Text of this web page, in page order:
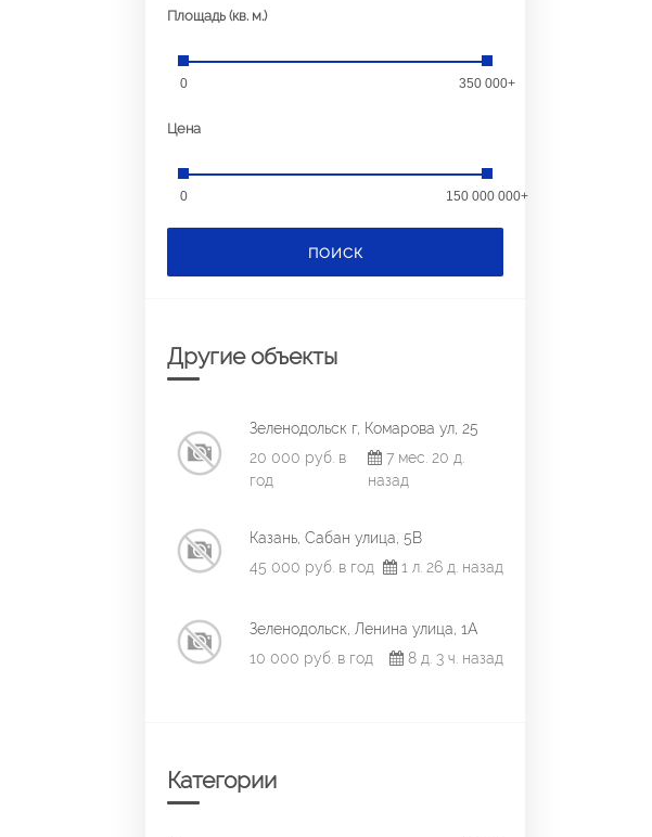
Площадь (кв. м.)
0 350 000+
Цена
0 150 000 000+
ПОИСК
Другие объекты
Зеленодольск г, Комарова ул, 25
20 000 руб. в
год
7 мес. 20 д.
назад
Казань, Сабан улица, 5В
45 000 руб. в год
1 л. 26 д. назад
Зеленодольск, Ленина улица, 1А
10 000 руб. в год
8 д. 3 ч. назад
Категории